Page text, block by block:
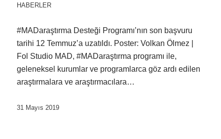
HABERLER
#MADaraştırma Desteği Programı’nın son başvuru
tarihi 12 Temmuz’a uzatıldı. Poster: Volkan Ölmez |
Fol Studio MAD, #MADaraştırma programı ile,
geleneksel kurumlar ve programlarca göz ardı edilen
araştırmalara ve araştırmacılara…
31 Mayıs 2019